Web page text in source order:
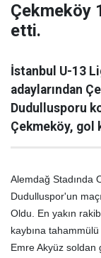
Çekmeköy
etti.
İstanbul U-13
adaylarından
Dudullusporu
Çekmeköy, gol
Alemdağ Stadında
Dudulluspor'un
Oldu. En yakın
kaybına
Emre Akyüz soldan